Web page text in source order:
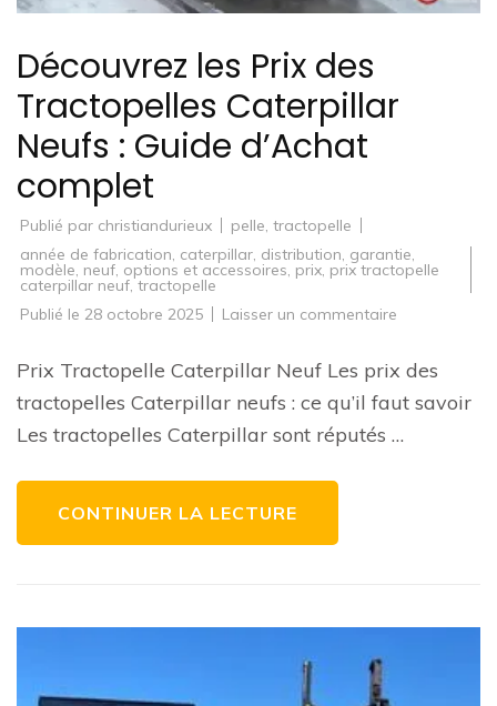
Découvrez les Prix des
Tractopelles Caterpillar
Neufs : Guide d’Achat
complet
Publié par christiandurieux pelle tractopelle
année de fabrication caterpillar distribution garantie
modèle neuf options et accessoires prix prix tractopelle
caterpillar neuf ,tractopelle
Publié le 28 octobre 2025 Laisser un commentaire
Prix
des
Caterpillar
:
Prix Tractopelle Caterpillar Neuf Les prix des
tractopelles Caterpillar neufs : ce qu’il faut savoir
Les tractopelles Caterpillar sont réputés …
CONTINUER LA LECTURE